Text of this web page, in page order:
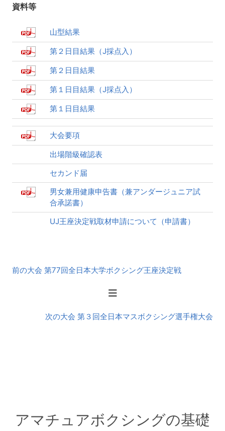
資料等
山型結果
第２日目結果（J採点入）
第２日目結果
第１日目結果（J採点入）
第１日目結果
大会要項
出場階級確認表
セカンド届
男女兼用健康申告書（兼アンダージュニア試
合承諾書）
UJ王座決定戦取材申請について（申請書）
後
前の大会 第77回全日本大学ボクシング王座決定戦
次の大会 第３回全日本マスボクシング選手権大会
アマチュアボクシングの基礎